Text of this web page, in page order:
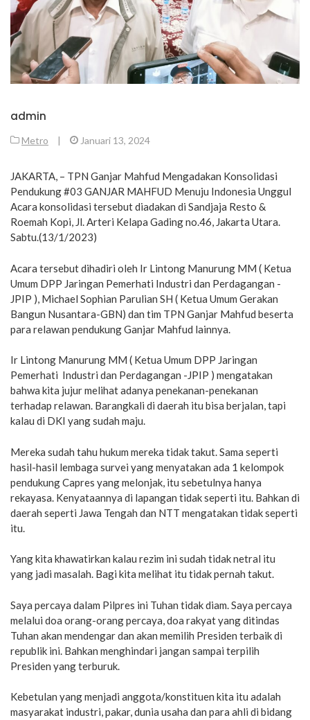
admin
Metro | Januari 13, 2024
JAKARTA, – TPN Ganjar Mahfud Mengadakan Konsolidasi
Pendukung #03 GANJAR MAHFUD Menuju Indonesia Unggul
Acara konsolidasi tersebut diadakan di Sandjaja Resto &
Roemah Kopi, Jl. Arteri Kelapa Gading no.46, Jakarta Utara.
Sabtu.(13/1/2023)
Acara tersebut dihadiri oleh Ir Lintong Manurung MM ( Ketua
Umum DPP Jaringan Pemerhati Industri dan Perdagangan -
JPIP ), Michael Sophian Parulian SH ( Ketua Umum Gerakan
Bangun Nusantara-GBN) dan tim TPN Ganjar Mahfud beserta
para relawan pendukung Ganjar Mahfud lainnya.
Ir Lintong Manurung MM ( Ketua Umum DPP Jaringan
Pemerhati Industri dan Perdagangan -JPIP ) mengatakan
bahwa kita jujur melihat adanya penekanan-penekanan
terhadap relawan. Barangkali di daerah itu bisa berjalan, tapi
kalau di DKI yang sudah maju.
Mereka sudah tahu hukum mereka tidak takut. Sama seperti
hasil-hasil lembaga survei yang menyatakan ada 1 kelompok
pendukung Capres yang melonjak, itu sebetulnya hanya
rekayasa. Kenyataannya di lapangan tidak seperti itu. Bahkan di
daerah seperti Jawa Tengah dan NTT mengatakan tidak seperti
itu.
Yang kita khawatirkan kalau rezim ini sudah tidak netral itu
yang jadi masalah. Bagi kita melihat itu tidak pernah takut.
Saya percaya dalam Pilpres ini Tuhan tidak diam. Saya percaya
melalui doa orang-orang percaya, doa rakyat yang ditindas
Tuhan akan mendengar dan akan memilih Presiden terbaik di
republik ini. Bahkan menghindari jangan sampai terpilih
Presiden yang terburuk.
Kebetulan yang menjadi anggota/konstituen kita itu adalah
masyarakat industri, pakar, dunia usaha dan para ahli di bidang